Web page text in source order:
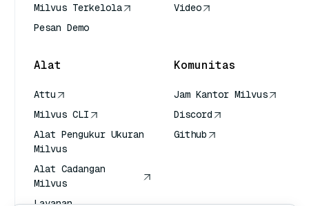
Milvus Terkelola
Pesan Demo
Video
Alat
Attu
Milvus CLI
Alat Pengukur Ukuran
Milvus
Alat Cadangan
Milvus
Layanan
Komunitas
Jam Kantor Milvus
Discord
Github